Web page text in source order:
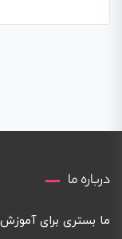
درباره ما
ما بستری برای